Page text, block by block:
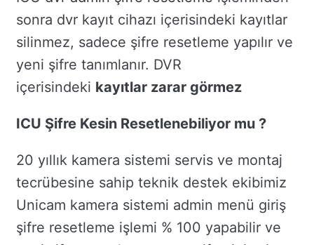
sonra dvr kayıt cihazı içerisindeki kayıtlar
silinmez, sadece şifre resetleme yapılır ve
yeni şifre tanımlanır. DVR
içerisindeki kayıtlar zarar görmez
ICU Şifre Kesin Resetlenebiliyor mu ?
20 yıllık kamera sistemi servis ve montaj
tecrübesine sahip teknik destek ekibimiz
Unicam kamera sistemi admin menü giriş
şifre resetleme işlemi % 100 yapabilir ve